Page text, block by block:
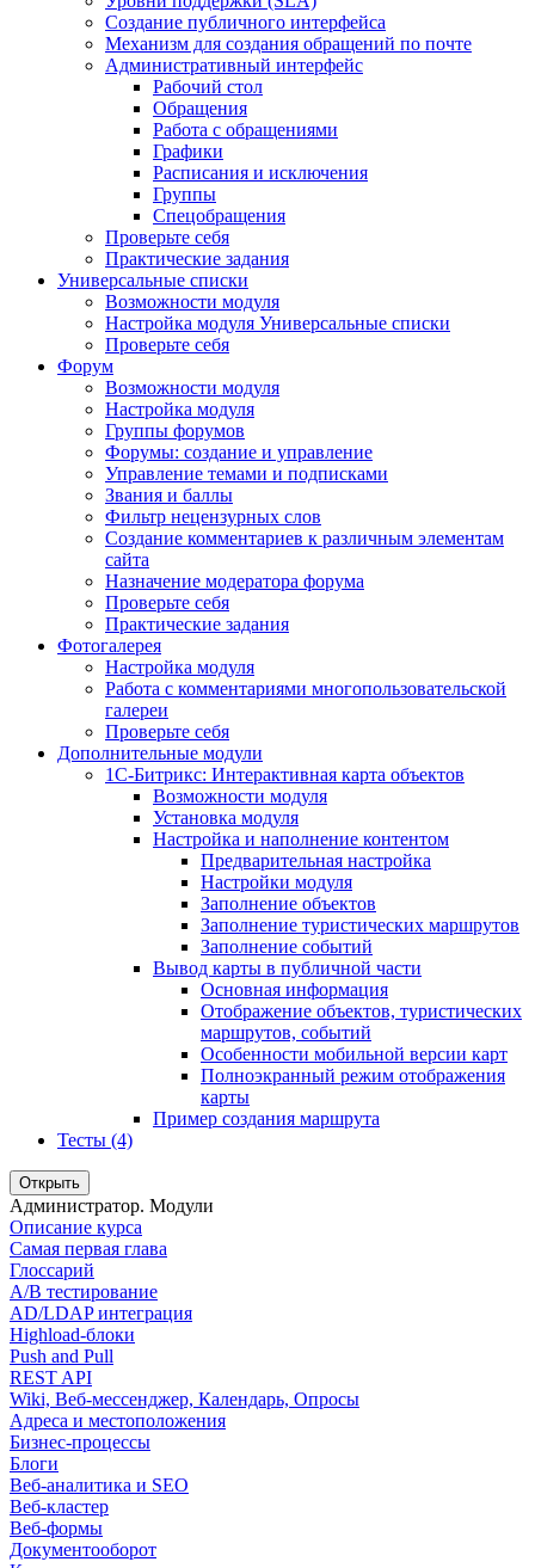
Создание публичного интерфейса
Механизм для создания обращений по почте
Административный интерфейс
Рабочий стол
Обращения
Работа с обращениями
Графики
Расписания и исключения
Группы
Спецобращения
Проверьте себя
Практические задания
Универсальные списки
Возможности модуля
Настройка модуля Универсальные списки
Проверьте себя
Форум
Возможности модуля
Настройка модуля
Группы форумов
Форумы: создание и управление
Управление темами и подписками
Звания и баллы
Фильтр нецензурных слов
Создание комментариев к различным элементам
сайта
Назначение модератора форума
Проверьте себя
Практические задания
Фотогалерея
Настройка модуля
Работа с комментариями многопользовательской
галереи
Проверьте себя
Дополнительные модули
1С-Битрикс: Интерактивная карта объектов
Возможности модуля
Установка модуля
Настройка и наполнение контентом
Предварительная настройка
Настройки модуля
Заполнение объектов
Заполнение туристических маршрутов
Заполнение событий
Вывод карты в публичной части
Основная информация
Отображение объектов, туристических
маршрутов, событий
Особенности мобильной версии карт
Полноэкранный режим отображения
карты
Пример создания маршрута
Тесты (4)
Открыть
Администратор. Модули
Описание курса
Самая первая глава
Глоссарий
A/B тестирование
AD/LDAP интеграция
Highload-блоки
Push and Pull
REST API
Wiki, Веб-мессенджер, Календарь, Опросы
Адреса и местоположения
Бизнес-процессы
Блоги
Веб-аналитика и SEO
Веб-кластер
Веб-формы
Документооборот